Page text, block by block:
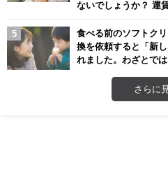
ないでしょうか？ 運
食べる前のソフトク
換を依頼すると「新
れました。わざとで
さらに